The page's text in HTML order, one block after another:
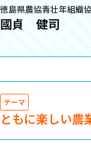
徳島県農協青壮年組織
國貞 健司
テーマ
ともに楽しい農